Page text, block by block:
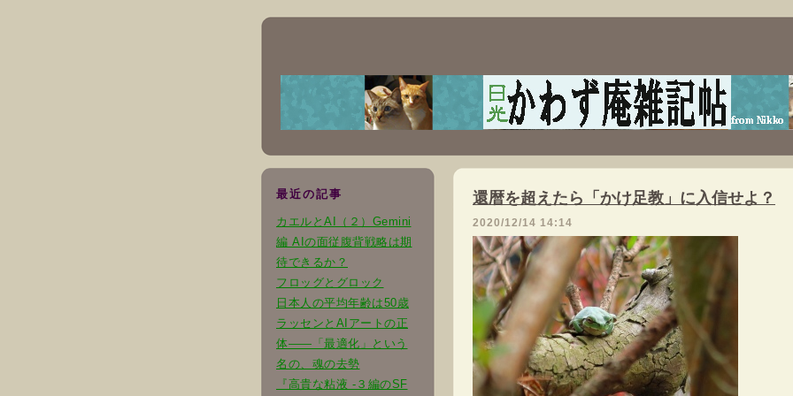
最近の記事
カエルとAI（２）Gemini
編 AIの面従腹背戦略は期
待できるか？
フロッグとグロック
日本人の平均年齢は50歳
ラッセンとAIアートの正
体――「最適化」という
名の、魂の去勢
『高貴な粘液 -３編のSF
還暦を超えたら「かけ足教」に入信せよ？
2020/12/14 14:14